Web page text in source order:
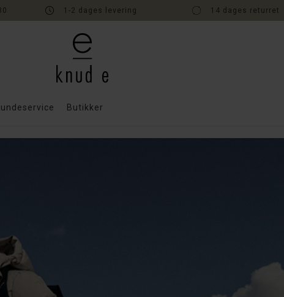
1-2 dages levering 14 dages returret
Butikker